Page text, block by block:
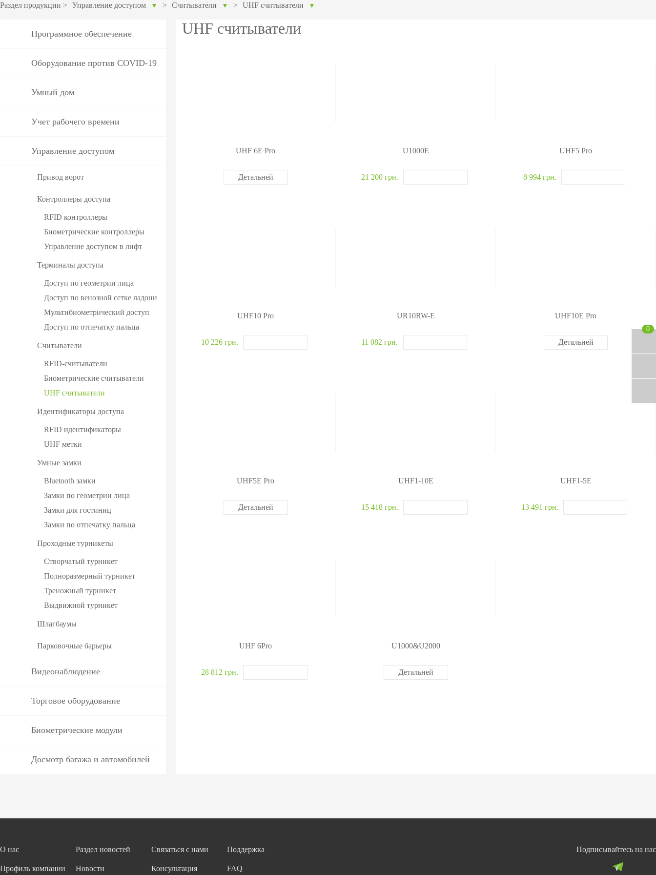
IP видеокамеры
POS периферия
Раздел продукции > Управление доступом ▼ > Считыватели ▼ > UHF cчитыватели ▼
Программное обеспечение
Оборудование против COVID-19
Умный дом
Учет рабочего времени
Управление доступом
Привод ворот
Контроллеры доступа
RFID контроллеры
Биометрические контроллеры
Управление доступом в лифт
Терминалы доступа
Доступ по геометрии лица
Доступ по венозной сетке ладони
Мультибиометрический доступ
Доступ по отпечатку пальца
Считыватели
RFID-считыватели
Биометрические считыватели
UHF cчитыватели
Идентификаторы доступа
RFID идентификаторы
UHF метки
Умные замки
Bluetooth замки
Замки по геометрии лица
Замки для гостиниц
Замки по отпечатку пальца
Проходные турникеты
Створчатый турникет
Полноразмерный турникет
Треножный турникет
Выдвижной турникет
Шлагбаумы
Парковочные барьеры
Видеонаблюдение
Торговое оборудование
Биометрические модули
Досмотр багажа и автомобилей
UHF cчитыватели
UHF 6E Pro
Детальней
U1000E
21 200 грн.
UHF5 Pro
8 994 грн.
UHF10 Pro
10 226 грн.
UR10RW-E
11 082 грн.
UHF10E Pro
Детальней
UHF5E Pro
Детальней
UHF1-10E
15 418 грн.
UHF1-5E
13 491 грн.
UHF 6Pro
28 812 грн.
U1000&U2000
Детальней
О нас
Профиль компании
Раздел новостей
Новости
Связаться с нами
Консультация
Поддержка
FAQ
Подписывайтесь на нас
0